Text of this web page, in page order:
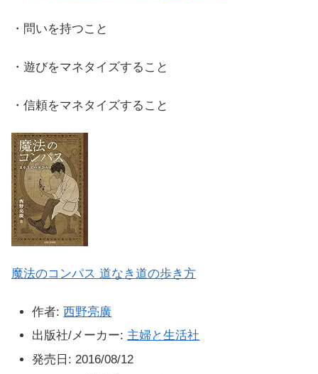
・問いを持つこと
・遊びをマネタイズすること
・信頼をマネタイズすること
魔法のコンパス 道なき道の歩き方
作者: 西野亮廣
出版社/メーカー: 主婦と生活社
発売日: 2016/08/12